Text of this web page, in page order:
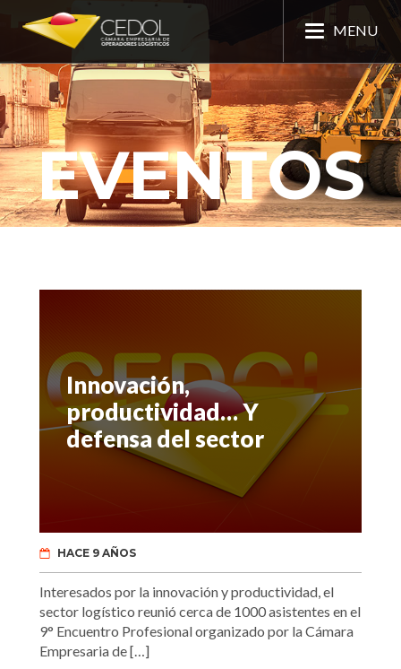
MENU
EVENTOS
Innovación,
productividad… Y
defensa del sector
HACE 9 AÑOS
Interesados por la innovación y productividad, el
sector logístico reunió cerca de 1000 asistentes en el
9° Encuentro Profesional organizado por la Cámara
Empresaria de […]